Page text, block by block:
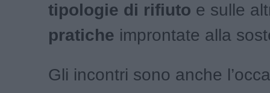
tipologie di rifiuto e sulle
pratiche improntate alla
Gli incontri sono anche